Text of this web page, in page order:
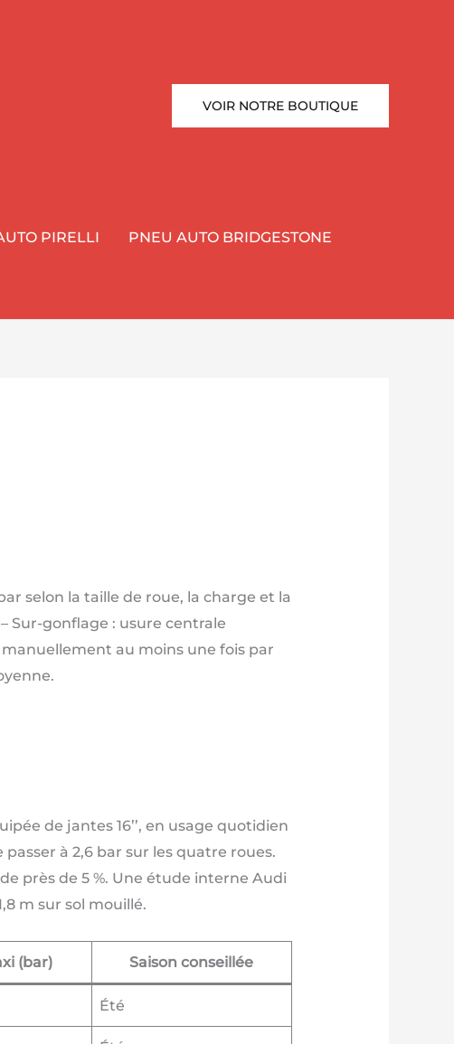
VOIR NOTRE BOUTIQUE
PIRELLI PNEU AUTO BRIDGESTONE
selon la taille de roue, la charge et la
Sur-gonflage : usure centrale
manuellement au moins une fois par
de jantes 16’’, en usage quotidien
à 2,6 bar sur les quatre roues.
près de 5 %. Une étude interne Audi
m sur sol mouillé.
(bar) Saison conseillée
Été